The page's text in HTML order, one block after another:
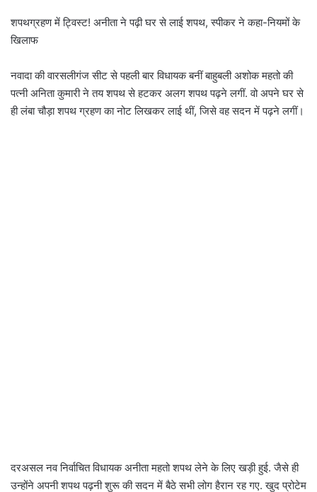
शपथग्रहण में ट्विस्ट! अनीता ने पढ़ी घर से लाई शपथ, स्पीकर ने कहा-नियमों के
खिलाफ
नवादा की वारसलीगंज सीट से पहली बार विधायक बनीं बाहुबली अशोक महतो की
पत्नी अनिता कुमारी ने तय शपथ से हटकर अलग शपथ पढ़ने लगीं. वो अपने घर से
ही लंबा चौड़ा शपथ ग्रहण का नोट लिखकर लाई थीं, जिसे वह सदन में पढ़ने लगीं।
दरअसल नव निर्वाचित विधायक अनीता महतो शपथ लेने के लिए खड़ी हुई. जैसे ही
उन्होंने अपनी शपथ पढ़नी शुरू की सदन में बैठे सभी लोग हैरान रह गए. खुद प्रोटेम